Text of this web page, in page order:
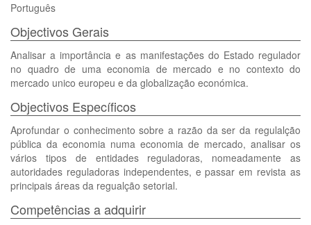
Português
Objectivos Gerais
Analisar a importância e as manifestações do Estado regulador
no quadro de uma economia de mercado e no contexto do
mercado unico europeu e da globalização económica.
Objectivos Específicos
Aprofundar o conhecimento sobre a razão da ser da regulalção
pública da economia numa economia de mercado, analisar os
vários tipos de entidades reguladoras, nomeadamente as
autoridades reguladoras independentes, e passar em revista as
principais áreas da regualção setorial.
Competências a adquirir